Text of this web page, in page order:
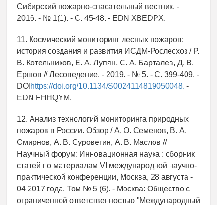
Сибирский пожарно-спасательный вестник. -
2016. - № 1(1). - С. 45-48. - EDN XBEDPX.
11. Космический мониторинг лесных пожаров:
история создания и развития ИСДМ-Рослесхоз / Р.
В. Котельников, Е. А. Лупян, С. А. Барталев, Д. В.
Ершов // Лесоведение. - 2019. - № 5. - С. 399-409. -
DOI https://doi.org/10.1134/S0024114819050048. -
EDN FHHQYM.
12. Анализ технологий мониторинга природных
пожаров в России. Обзор / А. О. Семенов, В. А.
Смирнов, А. В. Суровегин, А. В. Маслов //
Научный форум: Инновационная наука : сборник
статей по материалам VI международной научно-
практической конференции, Москва, 28 августа -
04 2017 года. Том № 5 (6). - Москва: Общество с
ограниченной ответственностью "Международный